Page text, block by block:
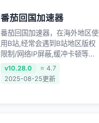
各种服务,回国加速器致力于帮
助海外华人和留学生、港澳台地
区用户提供最好的回国游戏和音
乐视频加速服务，可以在海外或
港澳台地区流畅加速国服游戏和
音视频服务，提供专业稳定的全
球回国线路和游戏加速专线。能
番茄回国加速器
番茄回国加速器，在海外地区使
用B站,经常会遇到B站地区版权
限制/网络IP屏蔽,缓冲卡顿等问
题,使用我们的哔哩哔哩专用回
国VPN,可加速解决各类网络问
v10.28.0
⭐ 4.7
2025-08-25更新